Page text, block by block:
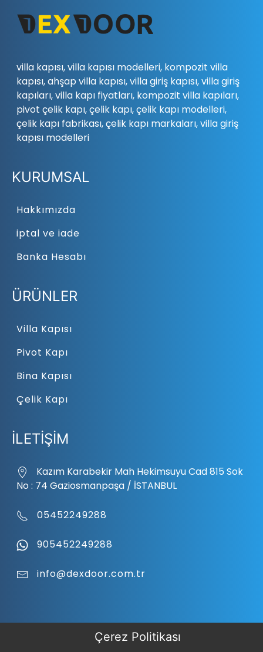
villa kapısı, villa kapısı modelleri, kompozit villa
kapısı, ahşap villa kapısı, villa giriş kapısı, villa giriş
kapıları, villa kapı fiyatları, kompozit villa kapıları,
pivot çelik kapı, çelik kapı, çelik kapı modelleri,
çelik kapı fabrikası, çelik kapı markaları, villa giriş
kapısı modelleri
KURUMSAL
Hakkımızda
iptal ve iade
Banka Hesabı
ÜRÜNLER
Villa Kapısı
Pivot Kapı
Bina Kapısı
Çelik Kapı
İLETİŞİM
Kazım Karabekir Mah Hekimsuyu Cad 815 Sok
No : 74 Gaziosmanpaşa / İSTANBUL
05452249288
905452249288
info@dexdoor.com.tr
Çerez Politikası